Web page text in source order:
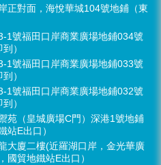
正對面，海悅華城104號地鋪（東
1號福田口岸商業廣場地鋪034號
）
1號福田口岸商業廣場地鋪033號
）
1號福田口岸商業廣場地鋪032號
）
苑（皇城廣場C門）深港1號地鋪
站E出口）
大廈二樓(近羅湖口岸，金光華廣
國貿地鐵站E出口）